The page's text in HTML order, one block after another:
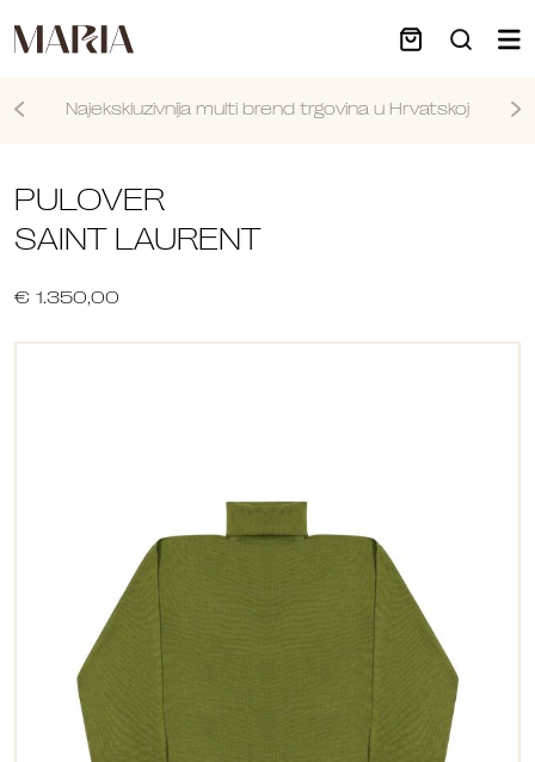
Najekskluzivnija multi brend trgovina u Hrvatskoj
PULOVER
SAINT LAURENT
€ 1.350,00